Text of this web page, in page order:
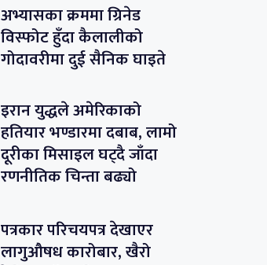
अभ्यासका क्रममा ग्रिनेड
विस्फोट हुँदा कैलालीको
गोदावरीमा दुई सैनिक घाइते
इरान युद्धले अमेरिकाको
हतियार भण्डारमा दबाब, लामो
दूरीका मिसाइल घट्दै जाँदा
रणनीतिक चिन्ता बढ्यो
पत्रकार परिचयपत्र देखाएर
लागुऔषध कारोबार, खैरो